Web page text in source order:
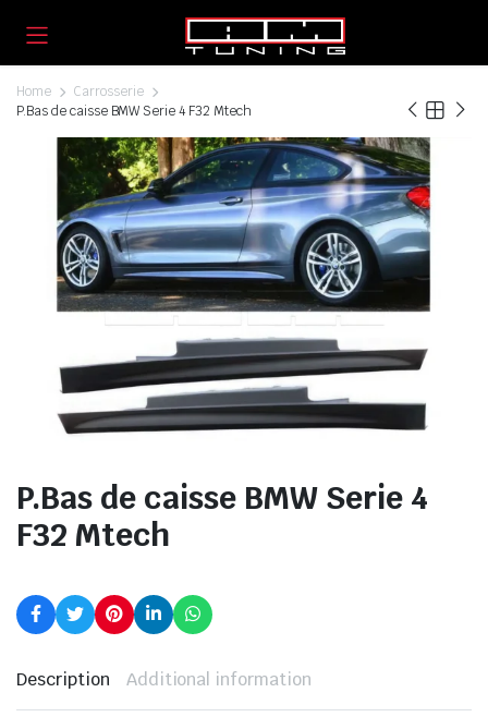
Home
Carrosserie
P.Bas de caisse BMW Serie 4 F32 Mtech
P.Bas de caisse BMW Serie 4
F32 Mtech
Description Additional information